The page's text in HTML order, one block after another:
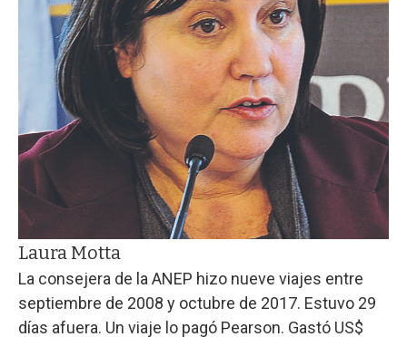
Laura Motta
La consejera de la ANEP hizo nueve viajes entre
septiembre de 2008 y octubre de 2017. Estuvo 29
días afuera. Un viaje lo pagó Pearson. Gastó US$